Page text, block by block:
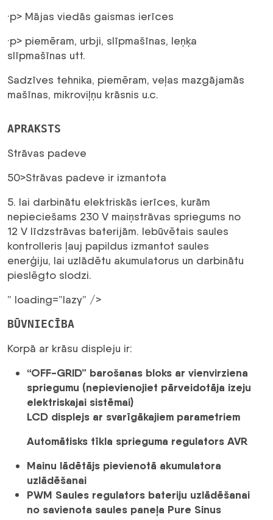
·p> Mājas viedās gaismas ierīces
·p> piemēram, urbji, slīpmašīnas, leņķa
slīpmašīnas utt.
Sadzīves tehnika, piemēram, veļas mazgājamās
mašīnas, mikroviļņu krāsnis u.c.
APRAKSTS
Strāvas padeve
50>Strāvas padeve ir izmantota
5. lai darbinātu elektriskās ierīces, kurām
nepieciešams 230 V maiņstrāvas spriegums no
12 V līdzstrāvas baterijām. Iebūvētais saules
kontrolleris ļauj papildus izmantot saules
enerģiju, lai uzlādētu akumulatorus un darbinātu
pieslēgto slodzi.
” loading=”lazy” />
BŪVNIECĪBA
Korpā ar krāsu displeju ir:
“OFF-GRID” barošanas bloks ar vienvirziena
spriegumu (nepievienojiet pārveidotāja izeju
elektriskajai sistēmai)
LCD displejs ar svarīgākajiem parametriem
Automātisks tīkla sprieguma regulators AVR
Mainu lādētājs pievienotā akumulatora
uzlādēšanai
PWM Saules regulators bateriju uzlādēšanai
no savienota saules paneļa Pure Sinus